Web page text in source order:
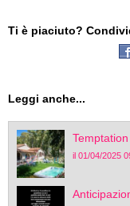
Ti è piaciuto?
Leggi anche...
il 01/04/2025